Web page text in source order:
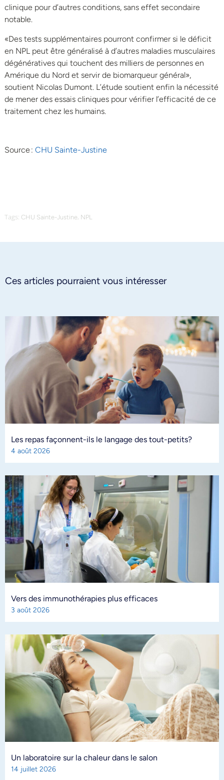
clinique pour d’autres conditions, sans effet secondaire
notable.
«Des tests supplémentaires pourront confirmer si le déficit
en NPL peut être généralisé à d’autres maladies musculaires
dégénératives qui touchent des milliers de personnes en
Amérique du Nord et servir de biomarqueur général»,
soutient Nicolas Dumont. L’étude soutient enfin la nécessité
de mener des essais cliniques pour vérifier l’efficacité de ce
traitement chez les humains.
Source : CHU Sainte-Justine
Tags: CHU Sainte-Justine, NPL
Ces articles pourraient vous intéresser
Les repas façonnent-ils le langage des tout-petits?
4 août 2026
Vers des immunothérapies plus efficaces
3 août 2026
Un laboratoire sur la chaleur dans le salon
14 juillet 2026